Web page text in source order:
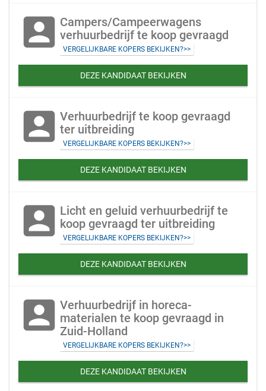
account_box Campers/Campeerwagens
verhuurbedrijf te koop gevraagd
VERGELIJKBARE KOPERS BEKIJKEN?>>
DEZE KANDIDAAT BEKIJKEN
account_box Verhuurbedrijf te koop gevraagd
ter uitbreiding
VERGELIJKBARE KOPERS BEKIJKEN?>>
DEZE KANDIDAAT BEKIJKEN
account_box Licht en geluid verhuurbedrijf te
koop gevraagd ter uitbreiding
VERGELIJKBARE KOPERS BEKIJKEN?>>
DEZE KANDIDAAT BEKIJKEN
account_box Verhuurbedrijf in horeca-
materialen te koop gevraagd in
Zuid-Holland
VERGELIJKBARE KOPERS BEKIJKEN?>>
DEZE KANDIDAAT BEKIJKEN